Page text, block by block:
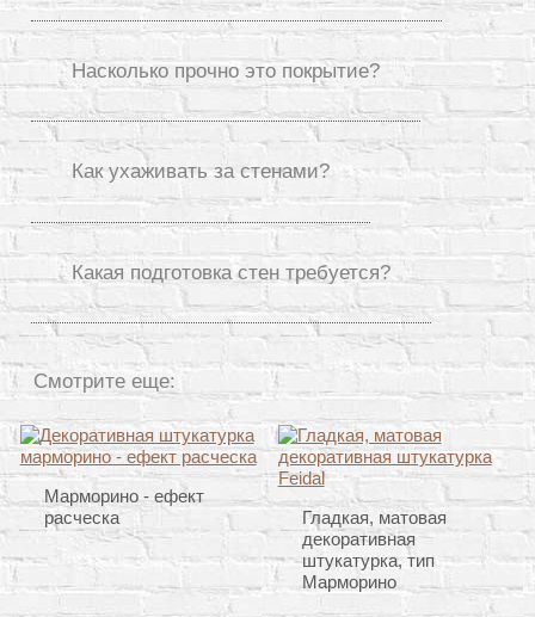
Насколько прочно это покрытие?
Как ухаживать за стенами?
Какая подготовка стен требуется?
Смотрите еще:
Марморино - ефект
расческа
Гладкая, матовая
декоративная
штукатурка, тип
Марморино